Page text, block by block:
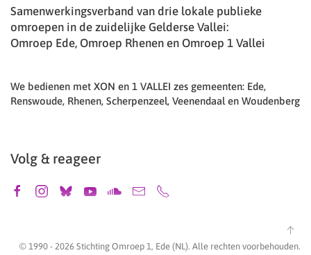
Samenwerkingsverband van drie lokale publieke
omroepen in de zuidelijke Gelderse Vallei:
Omroep Ede, Omroep Rhenen en Omroep 1 Vallei
We bedienen met XON en 1 VALLEI zes gemeenten: Ede,
Renswoude, Rhenen, Scherpenzeel, Veenendaal en Woudenberg
Volg & reageer
© 1990 - 2026 Stichting Omroep 1, Ede (NL). Alle rechten voorbehouden.